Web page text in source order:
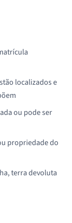
localizados e
ou pode ser
propriedade do
terra devoluta